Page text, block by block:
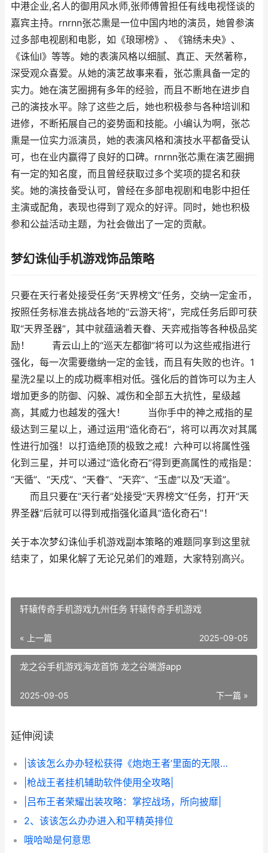
中港企业,名人的御用风水师,张师傅曾担任有线电视怪谈的
嘉宾主持。rnrnn张芯熏是一位中国内地的演员，她曾参演
过多部电视剧和电影，如《琅琊榜》、《锦绣未央》、
《诛仙Ⅰ》等等。她的表演风格以细腻、真正、天然著称，
深受观众喜爱。从她的演艺故事来看，张芯熏具备一定的
实力。她在演艺圈拥有多年的经验，而且不断地在进步自
己的演技水平。除了这些之后，她也积极参与各种培训和
进修，不断拓展自己的姿势面和技能。小编认为啊，张芯
熏是一位实力派演员，她的表演风格和演技水平都备受认
可，也在业内赢得了良好的口碑。rnrnn张芯熏在演艺圈拥
有一定的知名度，而且曾经获取过多个奖项的提名和获
奖。她的演技备受认可，曾经在多部电视剧和电影中担任
主演或配角，表现也得到了观众的好评。同时，她也积极
参和公益活动主题，为社会做出了一定的贡献。
梦幻诛仙手机游戏饰品策略
只要在天行者处接受任务“天界榜文”任务，交纳一定金币，
按照任务标准去挑战各地的“云游天将”，完成任务后即可获
取“天界圣器”，其中就蕴涵着天眷、天弈戒指等各种极品奖
励！ 青云山上的“巡天左都御”将可以为这些戒指进行
强化，每一次需要缴纳一定的金钱，而且有失败的也许。1
星洗2星以上的成功概率相对低。强化后的首饰可以为主人
增加更多的防御、闪躲、减伤和全部五大抗性，星级越
高，其威力也越发的强大！ 当你手中的神之戒指的星
级达到三星以上，通过运用“造化奇石”，将可以再次对其属
性进行加强！以打造绝顶的极致之戒！六种可以将属性强
化到三星，并可以通过“造化奇石”得到更高属性的戒指是：
“天循”、“天戍”、“天眷”、“天弈”、“玉虚”以及“天道”。
而且只要在“天行者”处接受“天界榜文”任务，打开“天
界圣器”后就可以得到戒指强化道具“造化奇石”！
关于本次梦幻诛仙手机游戏副本策略的难题同享到这里就
结束了，如果化解了无论兄弟们的难题，大家特别高兴。
轩辕传奇手机游戏九州任务 轩辕传奇手机游戏
« 上一篇 2025-09-05
龙之谷手机游戏海龙首饰 龙之谷端游app
下一篇 »
2025-09-05
延伸阅读
|该该怎么办办轻松获得《炮炮王者’里面的无限金币和星星|
|枪战王者挂机辅助软件使用全攻略|
|吕布王者荣耀出装攻略：掌控战场，所向披靡|
2、该该怎么办办进入和平精英排位
哦哈呦是何意思